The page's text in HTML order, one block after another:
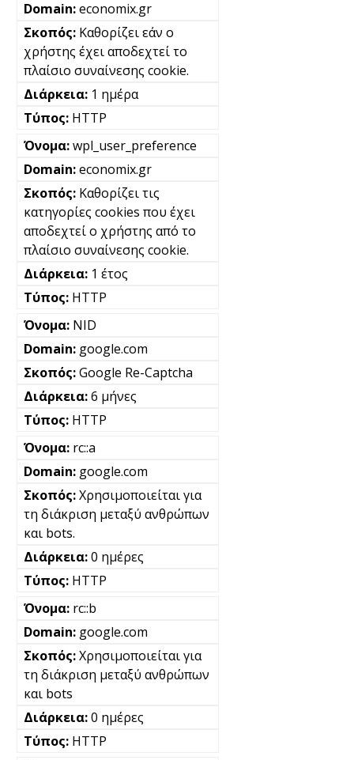
economix.gr
Καθορίζει εάν ο
χρήστης έχει αποδεχτεί το
πλαίσιο συναίνεσης cookie.
1 ημέρα
HTTP
wpl_user_preference
economix.gr
Καθορίζει τις
κατηγορίες cookies που έχει
αποδεχτεί ο χρήστης από το
πλαίσιο συναίνεσης cookie.
1 έτος
HTTP
NID
google.com
Google Re-Captcha
6 μήνες
HTTP
rc::a
google.com
Χρησιμοποιείται για
τη διάκριση μεταξύ ανθρώπων
και bots.
0 ημέρες
HTTP
rc::b
google.com
Χρησιμοποιείται για
τη διάκριση μεταξύ ανθρώπων
και bots
0 ημέρες
HTTP